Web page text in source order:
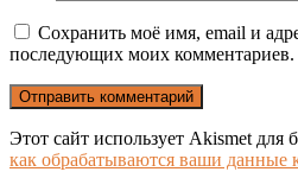
Сохранить моё имя, email и
последующих моих комментариев.
Этот сайт использует Akismet для
как обрабатываются ваши данные